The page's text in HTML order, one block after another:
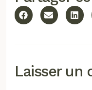
Laisser un